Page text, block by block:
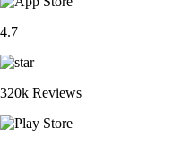
4.7
320k Reviews